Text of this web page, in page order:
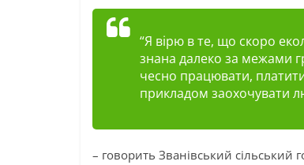
“Я вірю в те, що скоро
знана далеко за межами
чесно працювати,
прикладом заохочувати
– говорить Званівський сільський